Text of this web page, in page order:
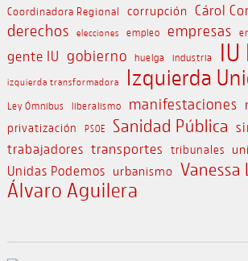
Coordinadora Regional corrupción Cárol
derechos elecciones empleo empresas
gente IU gobierno huelga industria
izquierda transformadora Izquierda
Ley Ómnibus liberalismo manifestaciones
privatización PSOE Sanidad Pública
trabajadores transportes tribunales
Unidas Podemos urbanismo Vanessa
Álvaro Aguilera